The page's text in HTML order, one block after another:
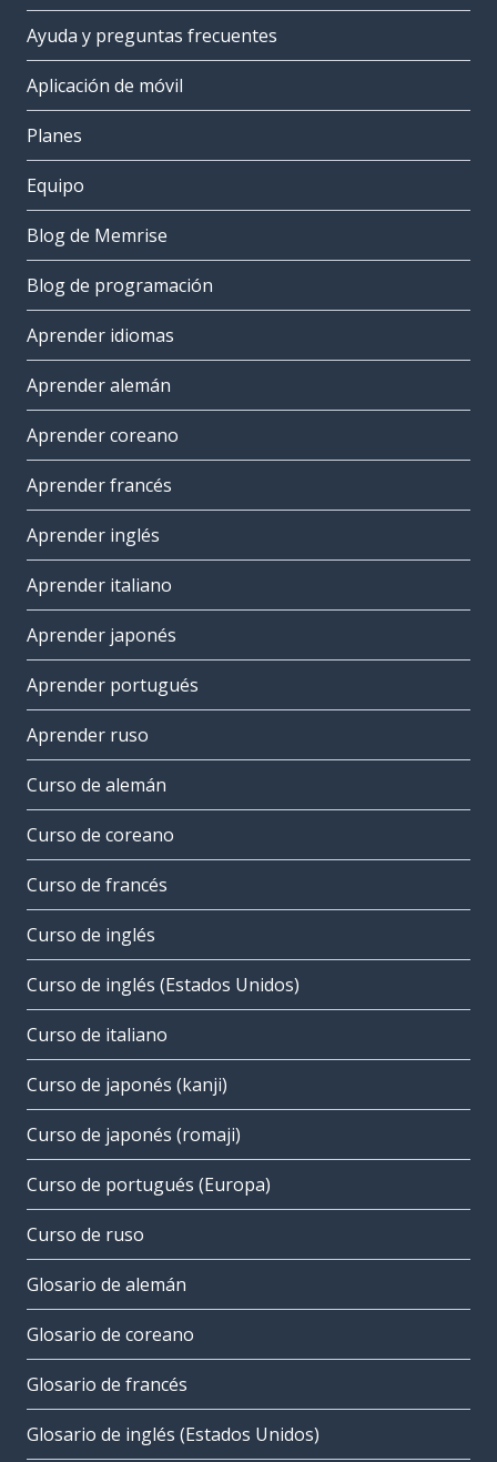
Ayuda y preguntas frecuentes
Aplicación de móvil
Planes
Equipo
Blog de Memrise
Blog de programación
Aprender idiomas
Aprender alemán
Aprender coreano
Aprender francés
Aprender inglés
Aprender italiano
Aprender japonés
Aprender portugués
Aprender ruso
Curso de alemán
Curso de coreano
Curso de francés
Curso de inglés
Curso de inglés (Estados Unidos)
Curso de italiano
Curso de japonés (kanji)
Curso de japonés (romaji)
Curso de portugués (Europa)
Curso de ruso
Glosario de alemán
Glosario de coreano
Glosario de francés
Glosario de inglés (Estados Unidos)